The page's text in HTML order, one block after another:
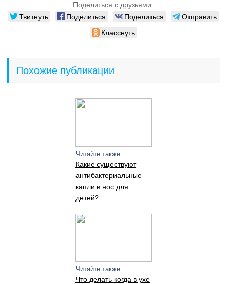
Поделиться с друзьями:
Твитнуть Поделиться Поделиться
Отправить
Класснуть
Похожие публикации
Читайте также:
Какие существуют
антибактериальные
капли в нос для
детей?
Читайте также:
Что делать когда в ухе